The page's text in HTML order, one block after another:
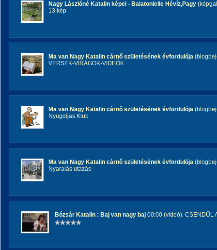
Nagy Lászlóné Katalin képei - Balatonlelle Hévíz,Pagy
13 kép
Ma van Nagy Katalin cárnő születésének évfordulója
VERSEK-VIRÁGOK-VIDEÓK
Ma van Nagy Katalin cárnő születésének évfordulója
Nyugdíjas Klub
Ma van Nagy Katalin cárnő születésének évfordulója
Nyaralás utazás
Bózsár Katalin : Baj van nagy baj 00:00 (videó), CSENDÜL